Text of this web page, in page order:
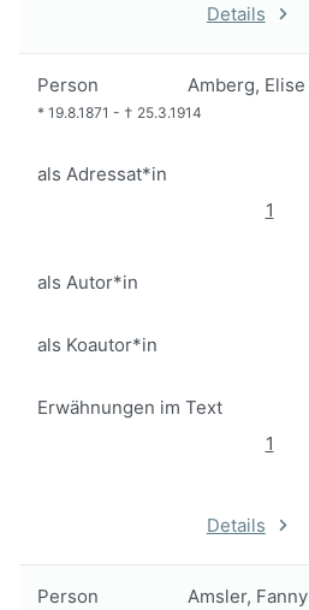
Details
Person Amberg, Elise
* 19.8.1871 - † 25.3.1914
als Adressat*in
1
als Autor*in
als Koautor*in
Erwähnungen im Text
1
Details
Person Amsler, Fanny